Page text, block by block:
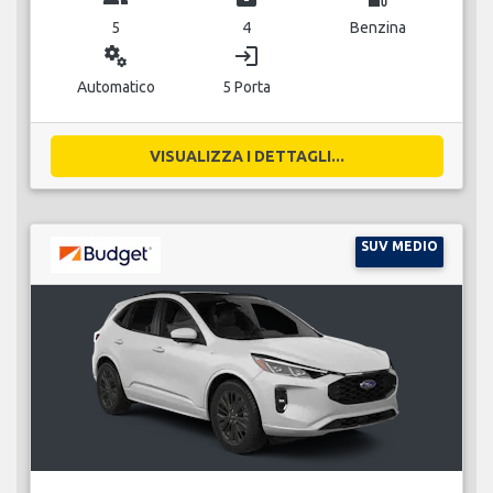
5 4 Benzina
miscellaneous_services
Automatico
login
5 Porta
VISUALIZZA I DETTAGLI...
SUV MEDIO